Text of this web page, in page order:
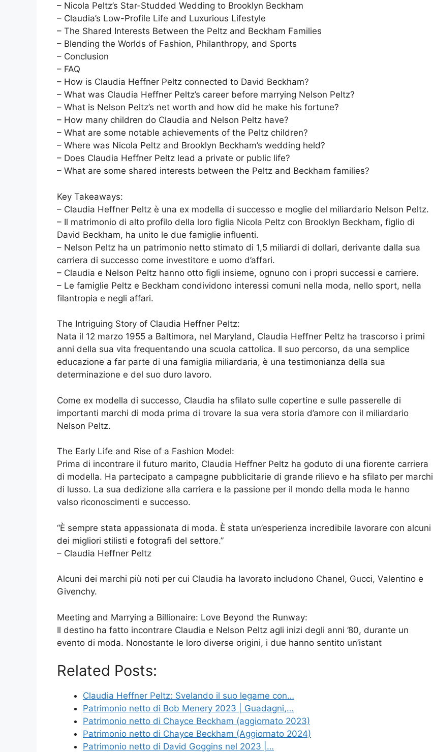
– Nicola Peltz’s Star-Studded Wedding to Brooklyn Beckham
– Claudia’s Low-Profile Life and Luxurious Lifestyle
– The Shared Interests Between the Peltz and Beckham Families
– Blending the Worlds of Fashion, Philanthropy, and Sports
– Conclusion
– FAQ
– How is Claudia Heffner Peltz connected to David Beckham?
– What was Claudia Heffner Peltz’s career before marrying Nelson Peltz?
– What is Nelson Peltz’s net worth and how did he make his fortune?
– How many children do Claudia and Nelson Peltz have?
– What are some notable achievements of the Peltz children?
– Where was Nicola Peltz and Brooklyn Beckham’s wedding held?
– Does Claudia Heffner Peltz lead a private or public life?
– What are some shared interests between the Peltz and Beckham families?
Key Takeaways:
– Claudia Heffner Peltz è una ex modella di successo e moglie del miliardario Nelson Peltz.
– Il matrimonio di alto profilo della loro figlia Nicola Peltz con Brooklyn Beckham, figlio di
David Beckham, ha unito le due famiglie influenti.
– Nelson Peltz ha un patrimonio netto stimato di 1,5 miliardi di dollari, derivante dalla sua
carriera di successo come investitore e uomo d’affari.
– Claudia e Nelson Peltz hanno otto figli insieme, ognuno con i propri successi e carriere.
– Le famiglie Peltz e Beckham condividono interessi comuni nella moda, nello sport, nella
filantropia e negli affari.
The Intriguing Story of Claudia Heffner Peltz:
Nata il 12 marzo 1955 a Baltimora, nel Maryland, Claudia Heffner Peltz ha trascorso i primi
anni della sua vita frequentando una scuola cattolica. Il suo percorso, da una semplice
educazione a far parte di una famiglia miliardaria, è una testimonianza della sua
determinazione e del suo duro lavoro.
Come ex modella di successo, Claudia ha sfilato sulle copertine e sulle passerelle di
importanti marchi di moda prima di trovare la sua vera storia d’amore con il miliardario
Nelson Peltz.
The Early Life and Rise of a Fashion Model:
Prima di incontrare il futuro marito, Claudia Heffner Peltz ha goduto di una fiorente carriera
di modella. Ha partecipato a campagne pubblicitarie di grande rilievo e ha sfilato per marchi
di lusso. La sua dedizione alla carriera e la passione per il mondo della moda le hanno
valso riconoscimenti e successo.
“È sempre stata appassionata di moda. È stata un’esperienza incredibile lavorare con alcuni
dei migliori stilisti e fotografi del settore.”
– Claudia Heffner Peltz
Alcuni dei marchi più noti per cui Claudia ha lavorato includono Chanel, Gucci, Valentino e
Givenchy.
Meeting and Marrying a Billionaire: Love Beyond the Runway:
Il destino ha fatto incontrare Claudia e Nelson Peltz agli inizi degli anni ’80, durante un
evento di moda. Nonostante le loro diverse origini, i due hanno sentito un’istant
Related Posts:
Claudia Heffner Peltz: Svelando il suo legame con…
Patrimonio netto di Bob Menery 2023 | Guadagni,…
Patrimonio netto di Chayce Beckham (aggiornato 2023)
Patrimonio netto di Chayce Beckham (Aggiornato 2024)
Patrimonio netto di David Goggins nel 2023 |…